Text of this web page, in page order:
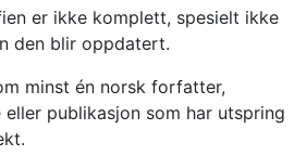
er ikke komplett, spesielt ikke
den blir oppdatert.
minst én norsk forfatter,
publikasjon som har utspring